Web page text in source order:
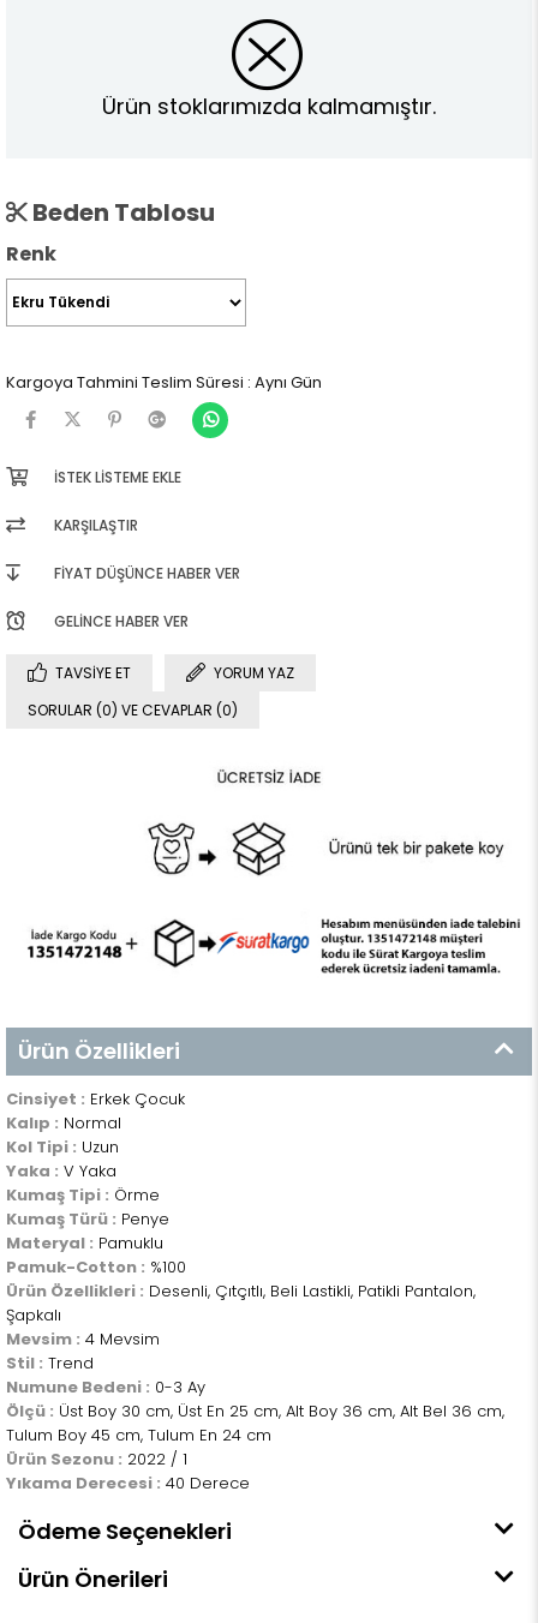
Ürün stoklarımızda kalmamıştır.
Beden Tablosu
Renk
Kargoya Tahmini Teslim Süresi : Aynı Gün
İSTEK LISTEME EKLE
KARŞILAŞTIR
FIYAT DÜŞÜNCE HABER VER
GELINCE HABER VER
TAVSIYE ET
YORUM YAZ
SORULAR (0) VE CEVAPLAR (0)
Ürün Özellikleri
Cinsiyet : Erkek Çocuk
Kalıp : Normal
Kol Tipi : Uzun
Yaka : V Yaka
Kumaş Tipi : Örme
Kumaş Türü : Penye
Materyal : Pamuklu
Pamuk-Cotton : %100
Ürün Özellikleri : Desenli, Çıtçıtlı, Beli Lastikli, Patikli Pantalon,
Şapkalı
Mevsim : 4 Mevsim
Stil : Trend
Numune Bedeni : 0-3 Ay
Ölçü : Üst Boy 30 cm, Üst En 25 cm, Alt Boy 36 cm, Alt Bel 36 cm,
Tulum Boy 45 cm, Tulum En 24 cm
Ürün Sezonu : 2022 / 1
Yıkama Derecesi : 40 Derece
Ödeme Seçenekleri
Ürün Önerileri